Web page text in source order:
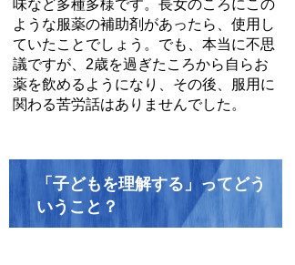
味など多種多様です。長女のころにこの
ような服薬の補助剤があったら、使用し
ていたことでしょう。でも、本当に不思
議ですが、 2歳を過ぎたころから自らお
薬を飲めるようになり、その後、服用に
関わる苦労話はありませんでした。
「子どもを理解する」ってどう
いうこと？